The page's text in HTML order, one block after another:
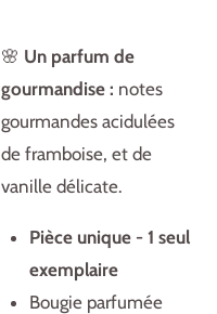
🌸 Un parfum de
gourmandise : notes
gourmandes acidulées
de framboise, et de
vanille délicate.
Pièce unique - 1 seul
exemplaire
Bougie parfumée